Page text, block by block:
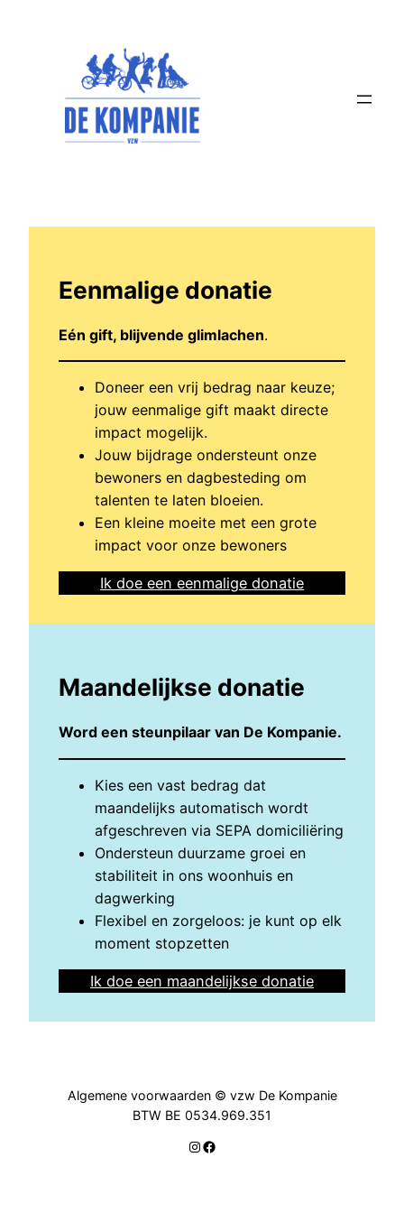
Eenmalige donatie
Eén gift, blijvende glimlachen.
Doneer een vrij bedrag naar keuze;
jouw eenmalige gift maakt directe
impact mogelijk.
Jouw bijdrage ondersteunt onze
bewoners en dagbesteding om
talenten te laten bloeien.
Een kleine moeite met een grote
impact voor onze bewoners
Ik doe een eenmalige donatie
Maandelijkse donatie
Word een steunpilaar van De Kompanie.
Kies een vast bedrag dat
maandelijks automatisch wordt
afgeschreven via SEPA domiciliëring
Ondersteun duurzame groei en
stabiliteit in ons woonhuis en
dagwerking
Flexibel en zorgeloos: je kunt op elk
moment stopzetten
Ik doe een maandelijkse donatie
Algemene voorwaarden © vzw De Kompanie
BTW BE 0534.969.351
Instagram
Facebook